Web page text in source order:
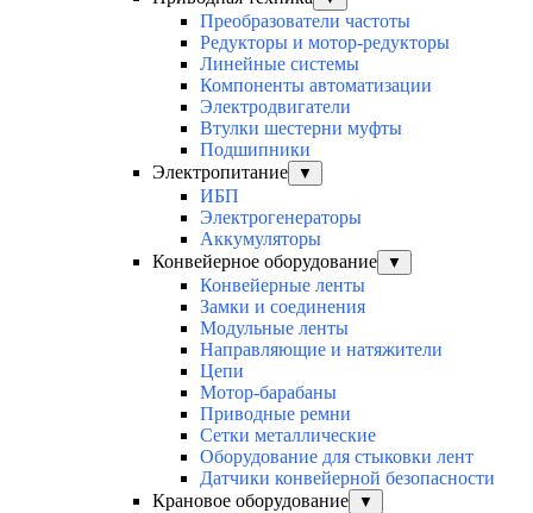
Преобразователи частоты
Редукторы и мотор-редукторы
Линейные системы
Компоненты автоматизации
Электродвигатели
Втулки шестерни муфты
Подшипники
Электропитание
▼
ИБП
Электрогенераторы
Аккумуляторы
Конвейерное оборудование
▼
Конвейерные ленты
Замки и соединения
Модульные ленты
Направляющие и натяжители
Цепи
Мотор-барабаны
Приводные ремни
Сетки металлические
Оборудование для стыковки лент
Датчики конвейерной безопасности
Крановое оборудование
▼